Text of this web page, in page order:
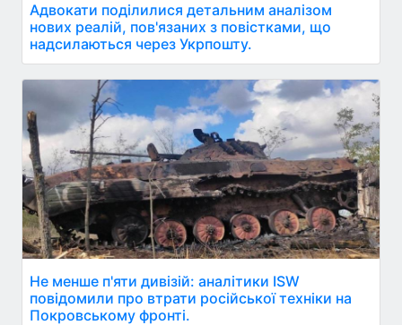
Адвокати поділилися детальним аналізом
нових реалій, пов'язаних з повістками, що
надсилаються через Укрпошту.
Не менше п'яти дивізій: аналітики ISW
повідомили про втрати російської техніки на
Покровському фронті.